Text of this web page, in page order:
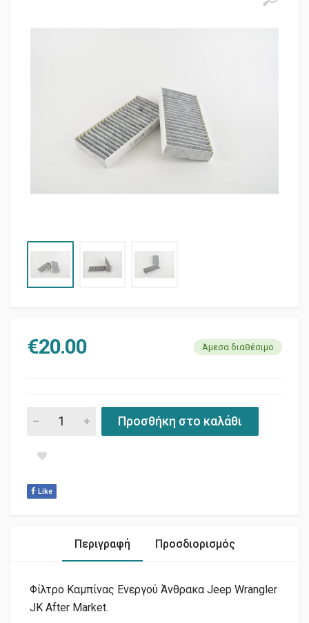
€20.00 Άμεσα διαθέσιμο
ΦΙΛΤΡΟ A/C ΕΝΕΡΓΟΥ ΑΝΘΡΑΚΑ JK quantity
Προσθήκη στο καλάθι
Like
Περιγραφή Προσδιορισμός
Φίλτρο Καμπίνας Ενεργού Άνθρακα Jeep Wrangler
JK After Market.